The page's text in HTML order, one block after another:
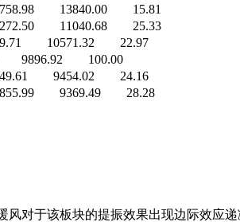
13840.00 15.81
11040.68 25.33
10571.32 22.97
100.00
9454.02 24.16
9369.49 28.28
于该板块的提振效果出现边际效应